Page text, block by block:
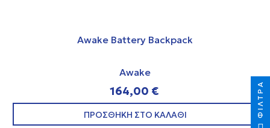
Awake Battery Backpack
Awake
164,00 €
ΠΡΟΣΘΗΚΗ ΣΤΟ ΚΑΛΑΘΙ ΦΊΛΤΡΑ